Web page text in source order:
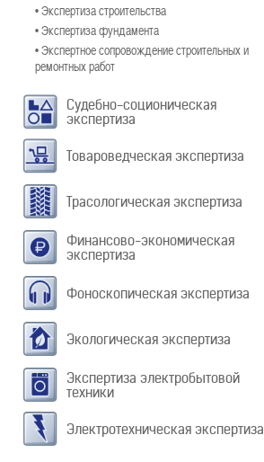
• Экспертиза строительства
• Экспертиза фундамента
• Экспертное сопровождение строительных и
ремонтных работ
Судебно-соционическая
экспертиза
Товароведческая экспертиза
Трасологическая экспертиза
Финансово-экономическая
экспертиза
Фоноскопическая экспертиза
Экологическая экспертиза
Экспертиза электробытовой
техники
Электротехническая экспертиза